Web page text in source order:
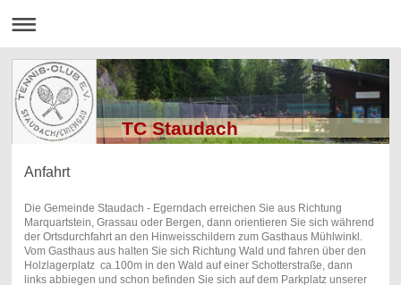
TC Staudach
Anfahrt
Die Gemeinde Staudach - Egerndach erreichen Sie aus Richtung
Marquartstein, Grassau oder Bergen, dann orientieren Sie sich während
der Ortsdurchfahrt an den Hinweisschildern zum Gasthaus Mühlwinkl.
Vom Gasthaus aus halten Sie sich Richtung Wald und fahren über den
Holzlagerplatz ca.100m in den Wald auf einer Schotterstraße, dann
links abbiegen und schon befinden Sie sich auf dem Parkplatz unserer